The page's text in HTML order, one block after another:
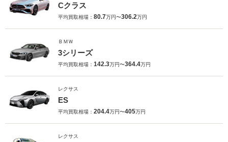
Cクラス
平均買取相場： 80.7万円〜306.2万円
ＢＭＷ
3シリーズ
平均買取相場： 142.3万円〜364.4万円
レクサス
ES
平均買取相場： 204.4万円〜405万円
レクサス